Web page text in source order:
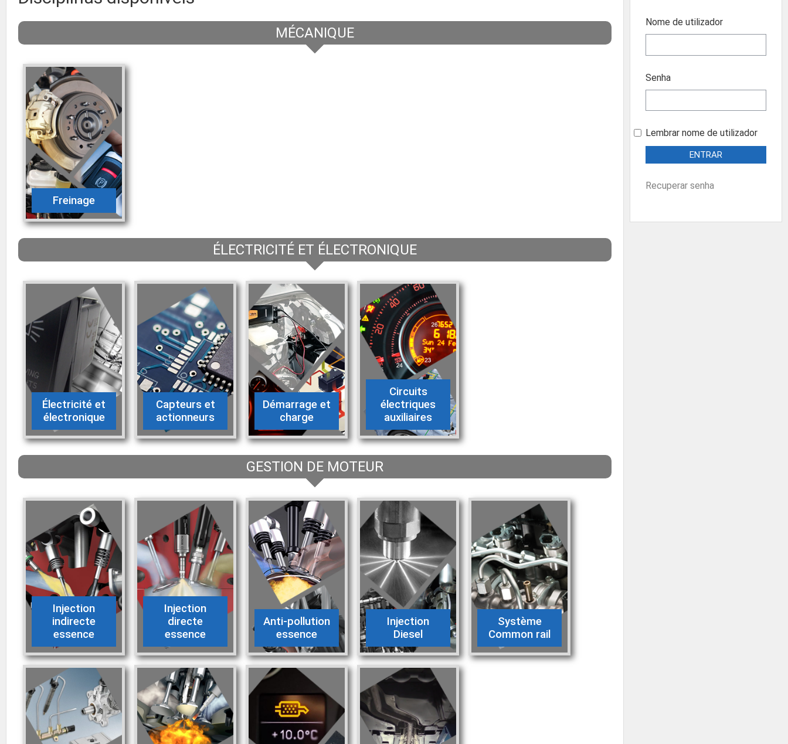
MÉCANIQUE
Freinage
ÉLECTRICITÉ ET ÉLECTRONIQUE
Électricité et
électronique
Capteurs et
actionneurs
Démarrage et
charge
Circuits
électriques
auxiliaires
GESTION DE MOTEUR
Injection
indirecte
essence
Injection
directe
essence
Anti-pollution
essence
Injection
Diesel
Système
Common rail
Nome de utilizador
Senha
Lembrar nome de utilizador
Recuperar senha